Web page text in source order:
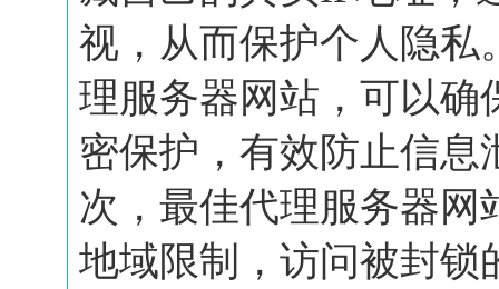
视，从而保护个人隐私
理服务器网站，可以确
密保护，有效防止信
次，最佳代理服务器
地域限制，访问被封锁